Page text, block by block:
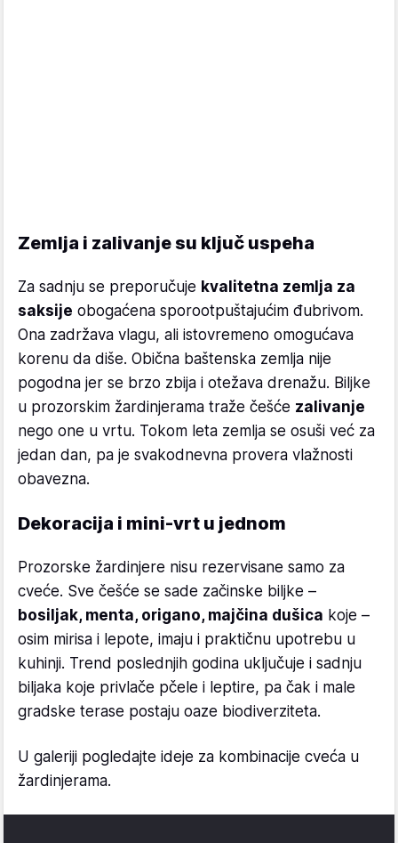
Zemlja i zalivanje su ključ uspeha
Za sadnju se preporučuje kvalitetna zemlja za
saksije obogaćena sporootpuštajućim đubrivom.
Ona zadržava vlagu, ali istovremeno omogućava
korenu da diše. Obična baštenska zemlja nije
pogodna jer se brzo zbija i otežava drenažu. Biljke
u prozorskim žardinjerama traže češće zalivanje
nego one u vrtu. Tokom leta zemlja se osuši već za
jedan dan, pa je svakodnevna provera vlažnosti
obavezna.
Dekoracija i mini-vrt u jednom
Prozorske žardinjere nisu rezervisane samo za
cveće. Sve češće se sade začinske biljke –
bosiljak, menta, origano, majčina dušica koje –
osim mirisa i lepote, imaju i praktičnu upotrebu u
kuhinji. Trend poslednjih godina uključuje i sadnju
biljaka koje privlače pčele i leptire, pa čak i male
gradske terase postaju oaze biodiverziteta.
U galeriji pogledajte ideje za kombinacije cveća u
žardinjerama.